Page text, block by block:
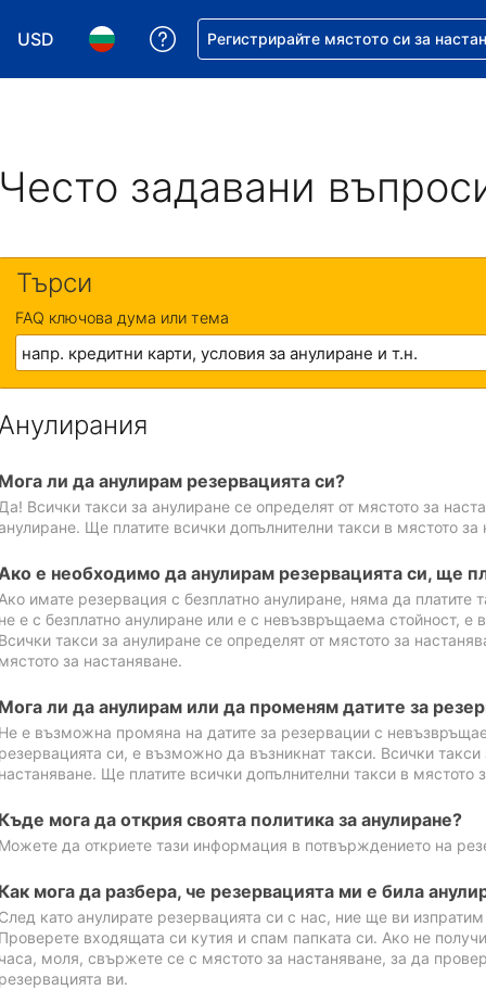
USD
Избор на валута. Избрана валута - Американски
Избор на език. Избран език - Български
Помощ с резервацията ви
Регистрирайте мястото си за
Често задавани
Търси
FAQ ключова дума или тема
Мога ли да анулирам резервацията си?
Да! Всички такси за анулиране се определят от мястото за
Ще платите всички допълнителни такси в мястото за
е необходимо да анулирам резервацията си, ще
Ако имате резервация с безплатно анулиране, няма да платите
не е с безплатно анулиране или е с невъзвръщаема стойност,
Всички такси за анулиране се определят от мястото за
мястото за настаняване.
Мога ли да анулирам или да променям датите за
Не е възможна промяна на датите за резервации с
резервацията си, е възможно да възникнат такси. Всички
настаняване. Ще платите всички допълнителни такси в мястото
Къде мога да открия своята политика за анулиране?
Можете да откриете тази информация в потвърждението на
Как мога да разбера, че резервацията ми е била
След като анулирате резервацията си с нас, ние ще ви
Проверете входящата си кутия и спам папката си. Ако не
часа, моля, свържете се с мястото за настаняване, за да
резервацията ви.